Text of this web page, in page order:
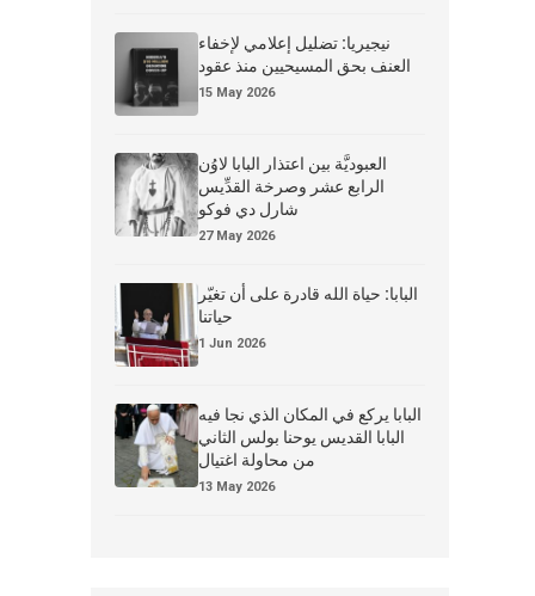
نيجيريا: تضليل إعلامي لإخفاء
العنف بحق المسيحيين منذ عقود
15 May 2026
العبوديَّة بين اعتذار البابا لاوُن
الرابع عشر وصرخة القدِّيس
شارل دي فوكو
27 May 2026
البابا: حياة الله قادرة على أن تغيّر
حياتنا
1 Jun 2026
البابا يركع في المكان الذي نجا فيه
البابا القديس يوحنا بولس الثاني
من محاولة اغتيال
13 May 2026